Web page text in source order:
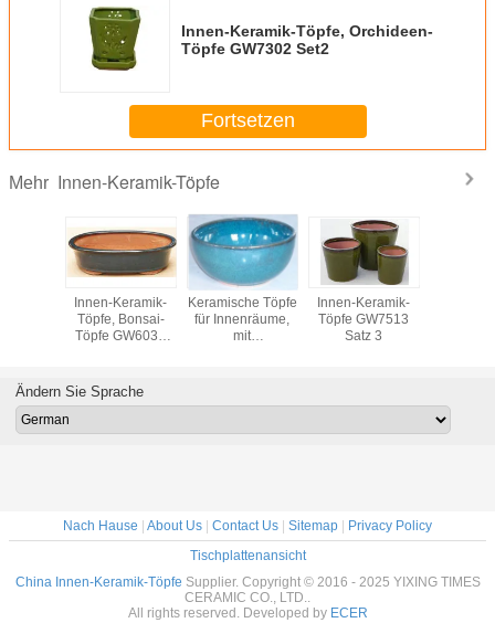
Innen-Keramik-Töpfe, Orchideen-
Töpfe GW7302 Set2
Fortsetzen
Mehr Innen-Keramik-Töpfe
Innen-Keramik-
Töpfe, Bonsai-
Töpfe GW6037
Keramische Töpfe
für Innenräume,
mit
Set 3
Innen-Keramik-
Töpfe GW7513
Satz 3
Ändern Sie Sprache
Nach Hause | About Us | Contact Us | Sitemap | Privacy Policy
Tischplattenansicht
China Innen-Keramik-Töpfe Supplier. Copyright © 2016 - 2025 YIXING TIMES
CERAMIC CO., LTD..
All rights reserved. Developed by ECER